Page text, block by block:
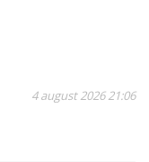
4 august 2026 21:06